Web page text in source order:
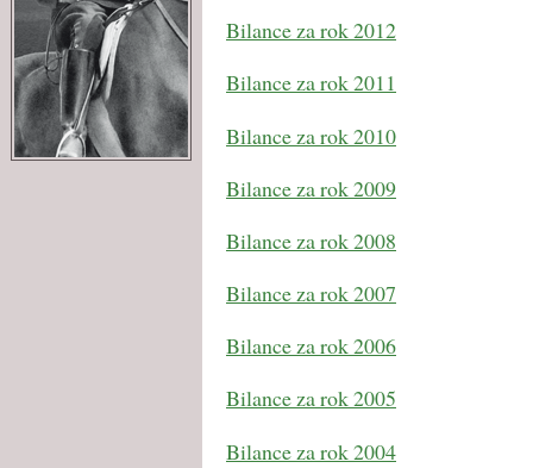
Bilance za rok 2012
Bilance za rok 2011
Bilance za rok 2010
Bilance za rok 2009
Bilance za rok 2008
Bilance za rok 2007
Bilance za rok 2006
Bilance za rok 2005
Bilance za rok 2004